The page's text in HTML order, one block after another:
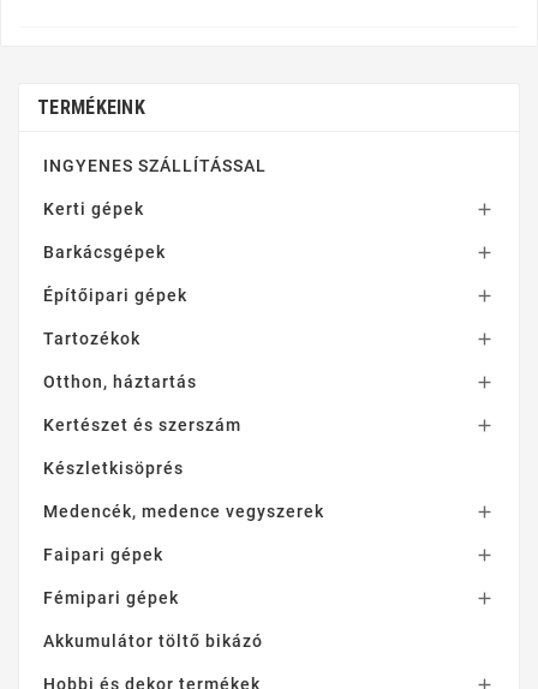
TERMÉKEINK
INGYENES SZÁLLÍTÁSSAL
Kerti gépek 
Barkácsgépek 
Építőipari gépek 
Tartozékok 
Otthon, háztartás 
Kertészet és szerszám 
Készletkisöprés
Medencék, medence vegyszerek 
Faipari gépek 
Fémipari gépek 
Akkumulátor töltő bikázó
Hobbi és dekor termékek